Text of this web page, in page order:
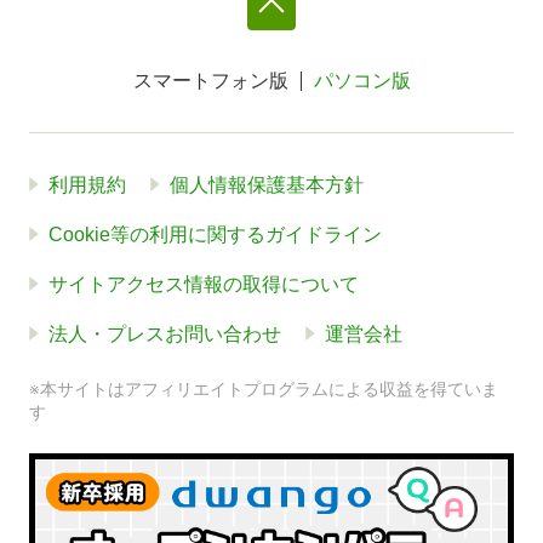
スマートフォン版 パソコン版
利用規約 個人情報保護基本方針
Cookie等の利用に関するガイドライン
サイトアクセス情報の取得について
法人・プレスお問い合わせ 運営会社
※本サイトはアフィリエイトプログラムによる収益を得ていま
す